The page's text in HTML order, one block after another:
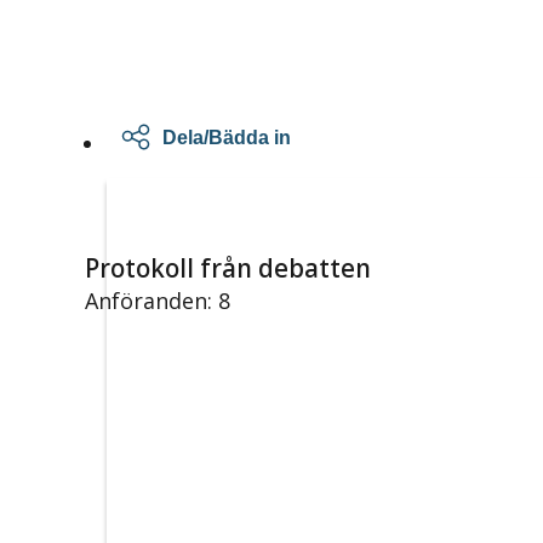
Dela/Bädda in
Protokoll från debatten
Anföranden: 8